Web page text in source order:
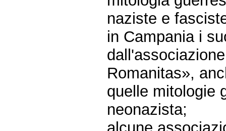
naziste e
in Campania i
Romanitas»,
quelle mitologie
neonazista;